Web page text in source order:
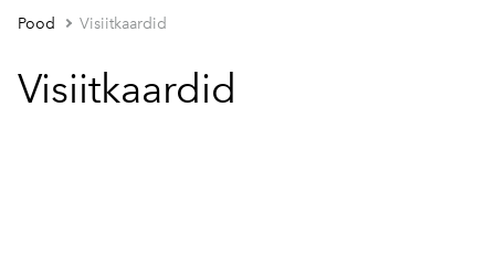
Pood Visiitkaardid
Visiitkaardid